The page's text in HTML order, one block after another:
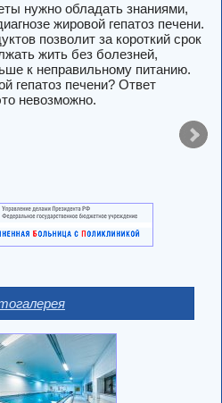
нужно обладать знаниями,
жировой гепатоз печени.
позволит за короткий срок
жить без болезней,
к неправильному питанию.
гепатоз печени? Ответ
невозможно.